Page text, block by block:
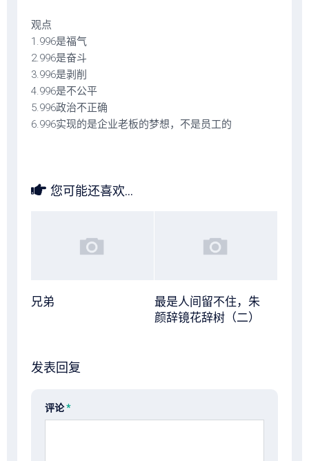
观点
1.996是福气
2.996是奋斗
3.996是剥削
4.996是不公平
5.996政治不正确
6.996实现的是企业老板的梦想，不是员工的
您可能还喜欢...
兄弟
最是人间留不住，朱
颜辞镜花辞树（二）
发表回复
评论*